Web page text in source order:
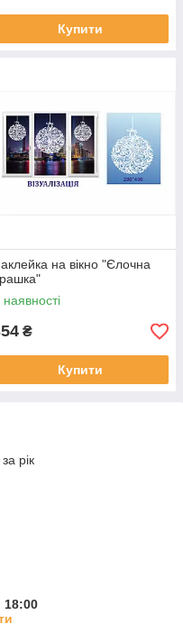
Купити
на вікно "Єлочна
наявності
₴
Купити
рік
18:00